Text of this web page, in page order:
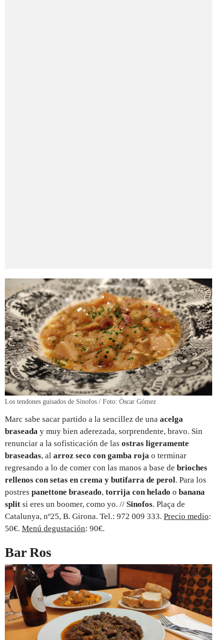
Los tendones guisados de Sinofos / Foto: Òscar Gómez
Marc sabe sacar partido a la sencillez de una acelga
braseada y muy bien aderezada, sorprendente, bravo. Sin
renunciar a la sofisticación de las ostras ligeramente
braseadas, al arroz seco con gamba roja o terminar
regresando a lo de comer con las manos a base de brioches
rellenos con setas en crema y butifarra de perol. Para los
postres panettone braseado, torrija con helado o banana
split si eres un boomer, como yo. // Sinofos. Plaça de
Catalunya, nº25, B. Girona. Tel.: 972 009 333. Precio medio:
50€. Menú degustación: 90€.
Bar Ros